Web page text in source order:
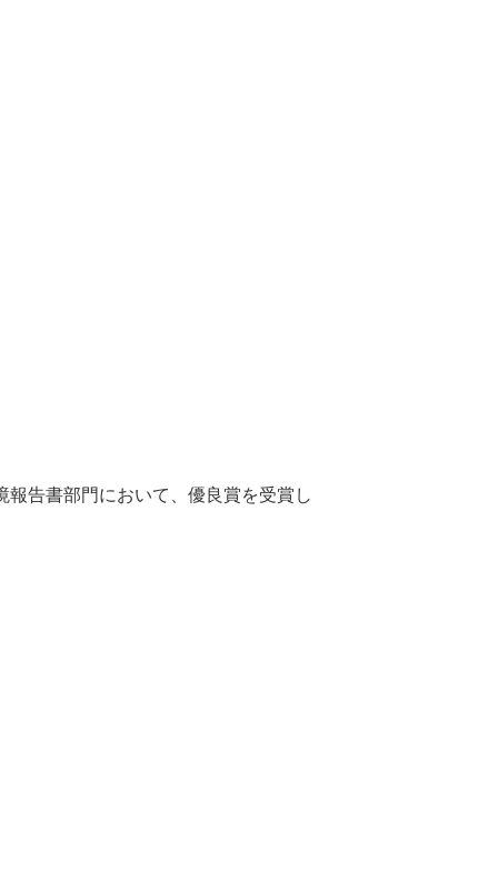
告書部門において、優良賞を受賞し